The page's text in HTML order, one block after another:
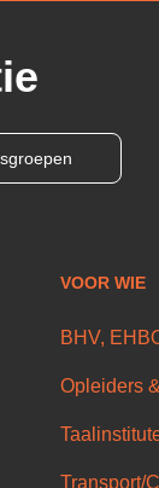
VOOR WIE
BHV,
Opleiders
Transport/